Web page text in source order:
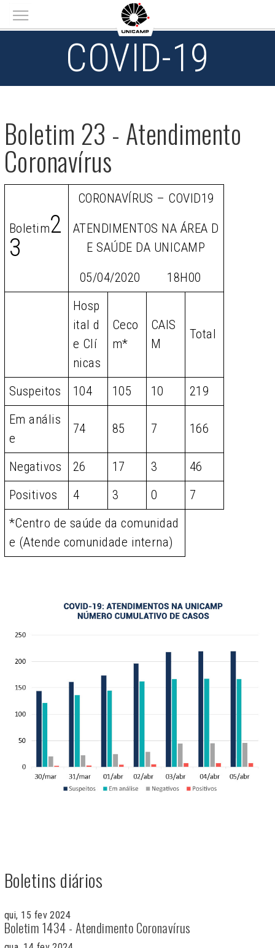
Main menu
COVID-19
Boletim 23 - Atendimento
Coronavírus
Boletim2
3
CORONAVÍRUS – COVID19
ATENDIMENTOS NA ÁREA D
E SAÚDE DA UNICAMP
05/04/2020 18H00
Hosp
ital d
e Clí
nicas
Ceco
m*
CAIS
M
Total
Suspeitos 104 105 10
219
Em anális
e
74 85 7 166
Negativos 26 17 3
46
Positivos
4 3 0
7
*Centro de saúde da comunidad
e (Atende comunidade interna)
Boletins diários
qui, 15 fev 2024
Boletim 1434 - Atendimento Coronavírus